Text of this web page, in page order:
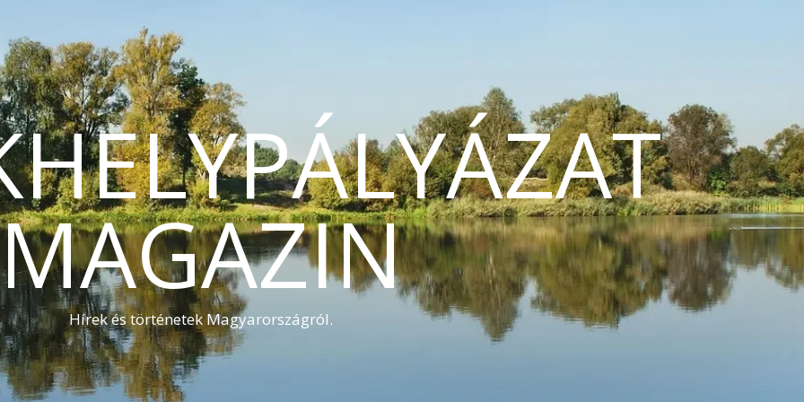
MAGAZIN
Hírek és történetek Magyarországról.